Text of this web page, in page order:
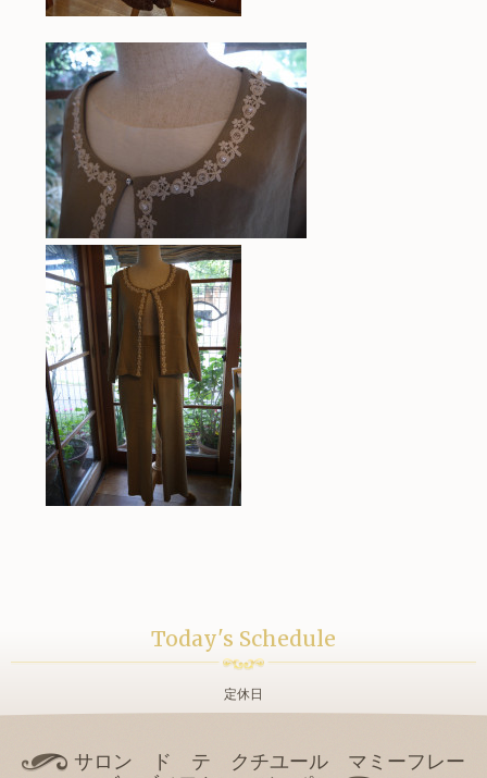
Today's Schedule
定休日
サロン ド テ クチユール マミーフレー